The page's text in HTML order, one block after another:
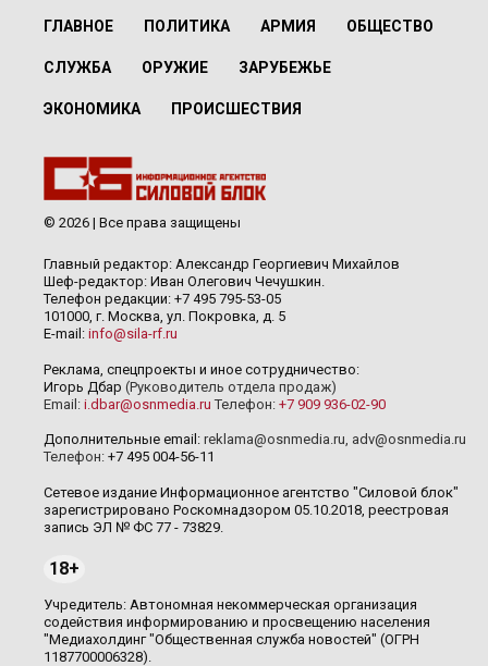
ГЛАВНОЕ ПОЛИТИКА АРМИЯ ОБЩЕСТВО
СЛУЖБА ОРУЖИЕ ЗАРУБЕЖЬЕ
ЭКОНОМИКА ПРОИСШЕСТВИЯ
© 2026 | Все права защищены
Главный редактор: Александр Георгиевич Михайлов
Шеф-редактор: Иван Олегович Чечушкин.
Телефон редакции: +7 495 795-53-05
101000, г. Москва, ул. Покровка, д. 5
E-mail: info@sila-rf.ru
Реклама, спецпроекты и иное сотрудничество:
Игорь Дбар (Руководитель отдела продаж)
Email: i.dbar@osnmedia.ru Телефон: +7 909 936-02-90
Дополнительные email: reklama@osnmedia.ru, adv@osnmedia.ru
Телефон: +7 495 004-56-11
Сетевое издание Информационное агентство "Силовой блок"
зарегистрировано Роскомнадзором 05.10.2018, реестровая
запись ЭЛ № ФС 77 - 73829.
18+
Учредитель: Автономная некоммерческая организация
содействия информированию и просвещению населения
"Медиахолдинг "Общественная служба новостей" (ОГРН
1187700006328).